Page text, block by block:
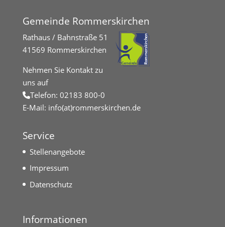
Gemeinde Rommerskirchen
Rathaus / Bahnstraße 51
41569 Rommerskirchen
Nehmen Sie Kontakt zu
uns auf
Telefon: 02183 800-0
E-Mail: info(at)rommerskirchen.de
Service
Stellenangebote
Impressum
Datenschutz
Informationen